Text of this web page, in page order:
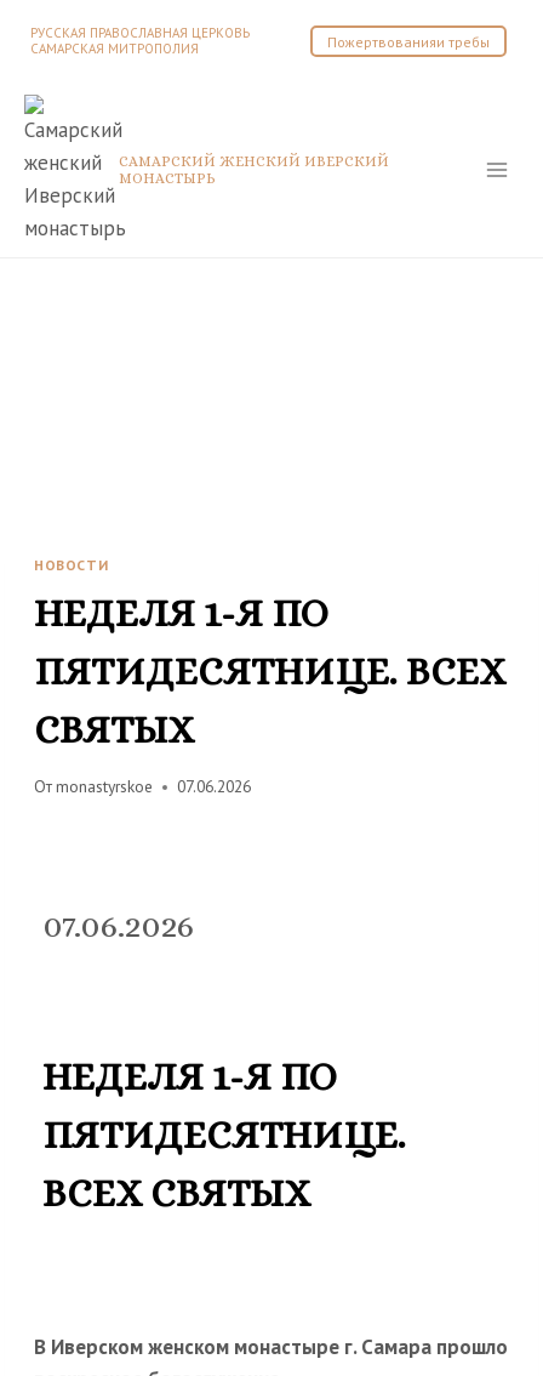
РУССКАЯ ПРАВОСЛАВНАЯ ЦЕРКОВЬ
САМАРСКАЯ МИТРОПОЛИЯ
Пожертвованияи требы
САМАРСКИЙ ЖЕНСКИЙ ИВЕРСКИЙ
МОНАСТЫРЬ
НОВОСТИ
НЕДЕЛЯ 1-Я ПО
ПЯТИДЕСЯТНИЦЕ. ВСЕХ
СВЯТЫХ
Отmonastyrskoe 07.06.2026
07.06.2026
НЕДЕЛЯ 1-Я ПО
ПЯТИДЕСЯТНИЦЕ.
ВСЕХ СВЯТЫХ
В Иверском женском монастыре г. Самара прошло